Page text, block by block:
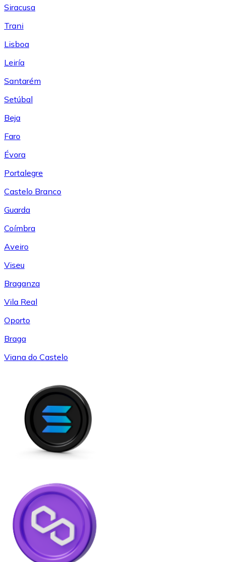
Siracusa
Trani
Lisboa
Leiría
Santarém
Setúbal
Beja
Faro
Évora
Portalegre
Castelo Branco
Guarda
Coímbra
Aveiro
Viseu
Braganza
Vila Real
Oporto
Braga
Viana do Castelo